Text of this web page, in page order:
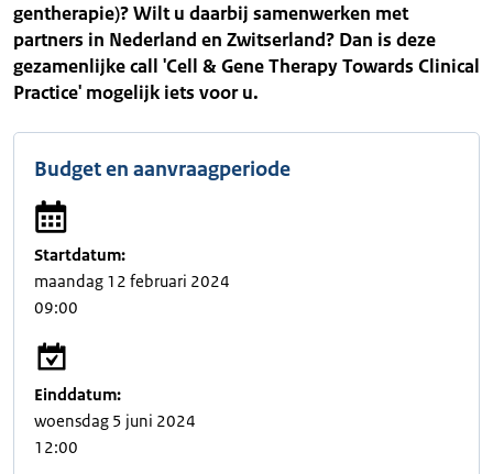
gentherapie)? Wilt u daarbij samenwerken met
partners in Nederland en Zwitserland? Dan is deze
gezamenlijke call 'Cell & Gene Therapy Towards Clinical
Practice' mogelijk iets voor u.
Budget en aanvraagperiode
Startdatum:
maandag 12 februari 2024
09:00
Einddatum:
woensdag 5 juni 2024
12:00